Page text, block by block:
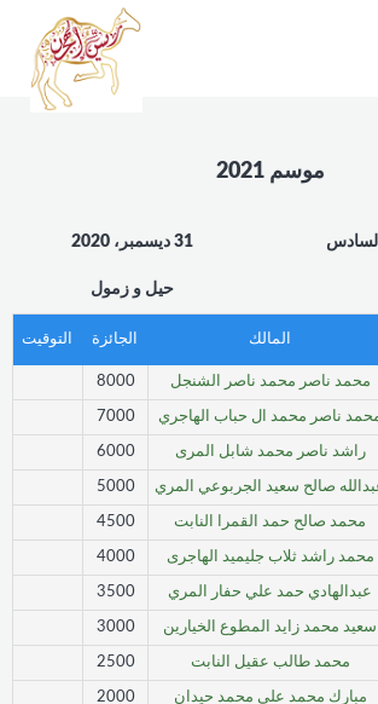
موسم 2021
31 ديسمبر، 2020
حيل و زمول
المالك الجائزة التوقيت
محمد ناصر محمد ناصر الشنجل 8000
ناصر محمد ال حباب الهاجري 7000
راشد ناصر محمد شابل المرى 6000
صالح سعيد الجربوعي المري 5000
محمد صالح حمد القمرا النابت 4500
محمد راشد ثلاب جليميد الهاجرى 4000
عبدالهادي حمد علي حفار المري 3500
سعيد محمد زايد المطوع الخيارين 3000
محمد طالب عقيل النابت 2500
مبارك محمد علي محمد حيدان 2000